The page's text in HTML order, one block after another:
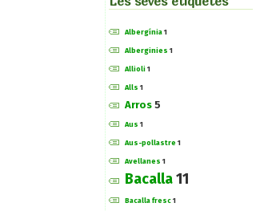
Albergínia 1
Alberginies 1
Allioli 1
Alls 1
Arros 5
Aus 1
Aus-pollastre 1
Avellanes 1
Bacalla11
Bacalla fresc 1